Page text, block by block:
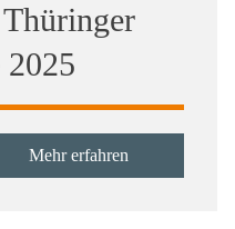
2025
Mehr erfahren